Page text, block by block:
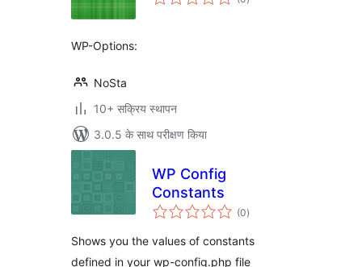
दर
WP-Options:
NoSta
10+ सक्रिय स्थापन
3.0.5 के साथ परीक्षण किया
WP Config
Constants
(0कुल
दर)
Shows you the values of constants
defined in your wp-config.php file